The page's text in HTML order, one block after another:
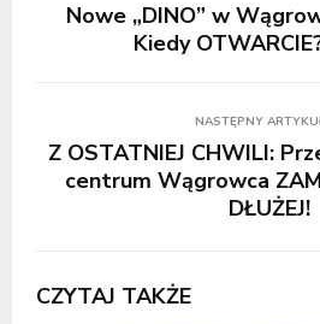
Nowe „DINO” w
Kiedy
NASTĘPNY
Z OSTATNIEJ CHWILI:
centrum Wągrowca
DŁUŻEJ!
CZYTAJ TAKŻE